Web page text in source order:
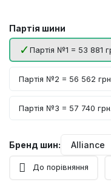
Партія шини
Партія №1 = 53 881
Партія №2 = 56 562
Партія №3 = 57 740
Бренд шин: Alliance
До порівняння